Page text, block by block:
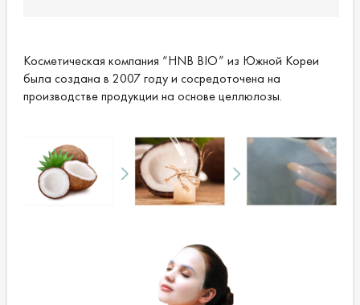
Косметическая компания “HNB BIO” из Южной Кореи
была создана в 2007 году и сосредоточена на
производстве продукции на основе целлюлозы.